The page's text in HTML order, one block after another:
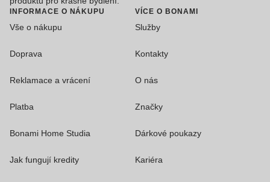
INFORMACE O NÁKUPU
Vše o nákupu
Doprava
Reklamace a vrácení
Platba
Bonami Home Studia
Jak fungují kredity
VÍCE O BONAMI
Služby
Kontakty
O nás
Značky
Dárkové poukazy
Kariéra